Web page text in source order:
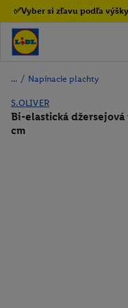
✅Vyber si zľavu podľa
/ Napínacie plachty
S.OLIVER
Bi-elastická
cm